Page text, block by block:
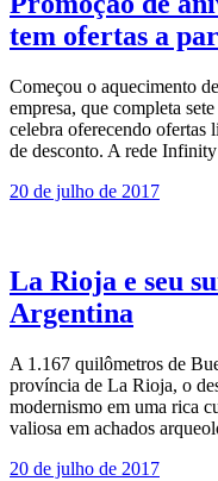
tem ofertas a
Começou o aquecimento
empresa, que completa
celebra oferecendo ofertas
de desconto. A rede
20 de julho de 2017
La Rioja e seu
Argentina
A 1.167 quilômetros de
província de La Rioja, o
modernismo em uma rica
valiosa em achados
20 de julho de 2017